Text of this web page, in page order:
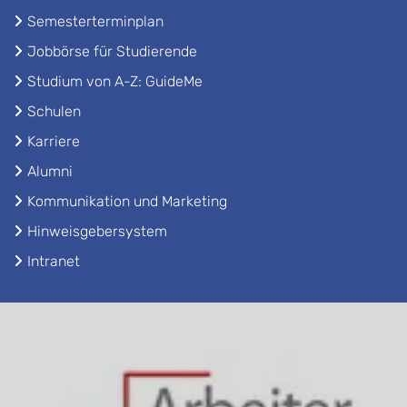
Semesterterminplan
Jobbörse für Studierende
Studium von A-Z: GuideMe
Schulen
Karriere
Alumni
Kommunikation und Marketing
Hinweisgebersystem
Intranet